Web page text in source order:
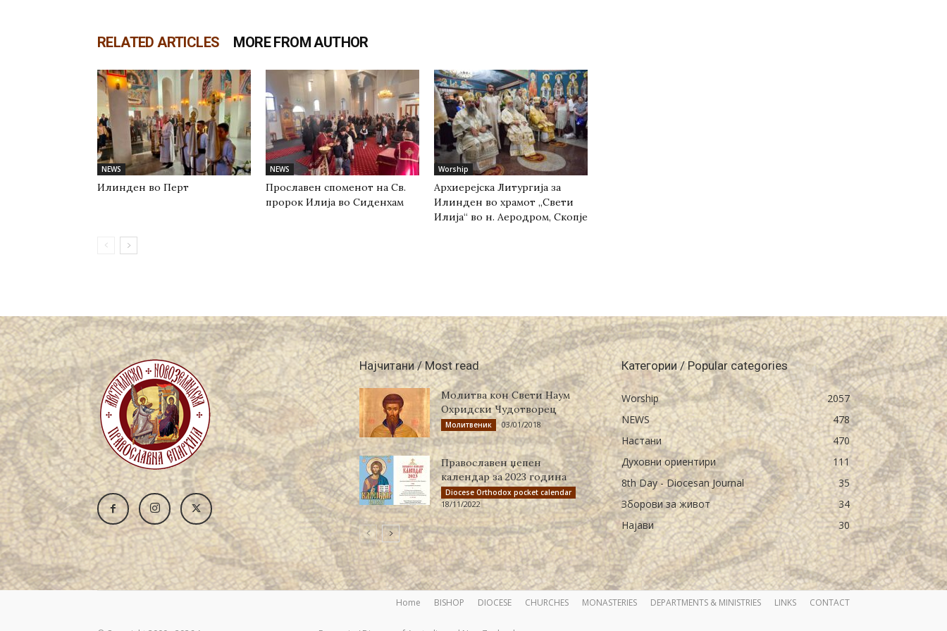
RELATED ARTICLES MORE FROM AUTHOR
NEWS
Илинден во Перт
NEWS
Прославен споменот на Св.
пророк Илија во Сиденхам
Worship
Архиерејска Литургија за
Илинден во храмот „Свети
Илија“ во н. Аеродром, Скопје
Најчитани / Most read
Молитва кон Свети Наум
Охридски Чудотворец
Молитвеник 03/01/2018
Православен џепен
календар за 2023 година
Diocese Orthodox pocket calendar
18/11/2022
Категории / Popular categories
Worship
2057
NEWS
478
Настани
470
Духовни ориентири
111
8th Day - Diocesan Journal
35
Зборови за живот
34
Најави
30
Home BISHOP DIOCESE CHURCHES MONASTERIES DEPARTMENTS & MINISTRIES LINKS CONTACT